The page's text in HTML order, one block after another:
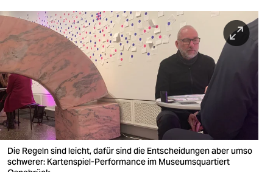
nord
wahrheit
verlag
verlag
veranstaltungen
shop
fragen & hilfe
Die Regeln sind leicht, dafür sind die Entscheidungen aber umso
schwerer: Kartenspiel-Performance im Museumsquartiert